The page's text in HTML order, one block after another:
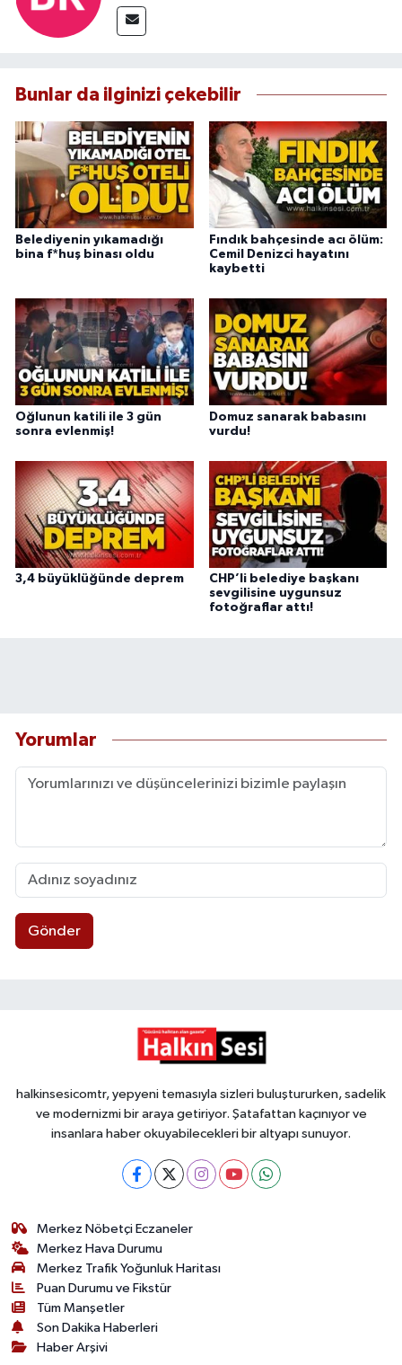
Bunlar da ilginizi çekebilir
Belediyenin yıkamadığı
bina f*huş binası oldu
Fındık bahçesinde acı ölüm:
Cemil Denizci hayatını
kaybetti
Oğlunun katili ile 3 gün
sonra evlenmiş!
Domuz sanarak babasını
vurdu!
3,4 büyüklüğünde deprem
CHP’li belediye başkanı
sevgilisine uygunsuz
fotoğraflar attı!
Yorumlar
Gönder
halkinsesicomtr, yepyeni temasıyla sizleri buluştururken, sadelik
ve modernizmi bir araya getiriyor. Şatafattan kaçınıyor ve
insanlara haber okuyabilecekleri bir altyapı sunuyor.
Merkez Nöbetçi Eczaneler
Merkez Hava Durumu
Merkez Trafik Yoğunluk Haritası
Puan Durumu ve Fikstür
Tüm Manşetler
Son Dakika Haberleri
Haber Arşivi